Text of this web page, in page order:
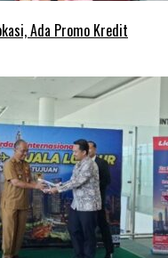
Ada Promo Kredit